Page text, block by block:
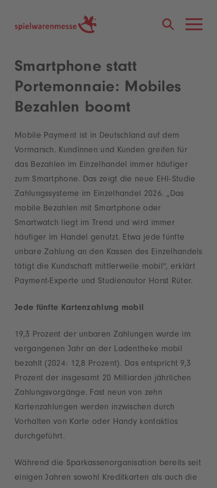
Smartphone statt
Portemonnaie: Mobiles
Bezahlen boomt
Mobile Payment ist in Deutschland auf dem
Vormarsch. Kundinnen und Kunden greifen für
das Bezahlen im Einzelhandel immer häufiger
zum Smartphone. Das zeigt die neue EHI-Studie
Zahlungssysteme im Einzelhandel 2026. „Das
mobile Bezahlen mit Smartphone oder
Smartwatch liegt im Trend und wird immer
häufiger im Handel genutzt. Etwa jede fünfte
unbare Zahlung an den Kassen des Einzelhandels
tätigt die Kundschaft mittlerweile mobil“, erklärt
Payment-Experte und Studienautor Horst Rüter.
Jede fünfte Kartenzahlung mobil
19,3 Prozent der unbaren Zahlungen wurde im
vergangenen Jahr an der Ladentheke mobil
bezahlt (2024: 12,8 Prozent). Das entspricht 9,3
Prozent der insgesamt 20 Milliarden jährlichen
Zahlungsvorgänge. Fast neun von zehn
Kartenzahlungen werden inzwischen durch
Vorhalten von Karte oder Handy kontaktlos
durchgeführt.
Während die Sparkassenorganisation bereits seit
einigen Jahren sowohl Kreditkarten als auch die